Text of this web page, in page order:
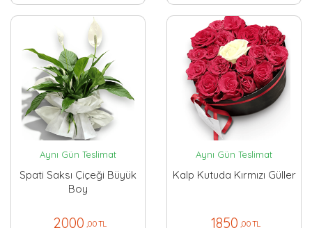
Aynı Gün Teslimat
Spati Saksı Çiçeği Büyük
Boy
2000 ,00 TL
Aynı Gün Teslimat
Kalp Kutuda Kırmızı Güller
1850 ,00 TL